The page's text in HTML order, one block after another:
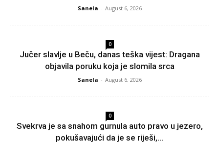
Sanela - August 6, 2026
0
Jučer slavlje u Beču, danas teška vijest: Dragana
objavila poruku koja je slomila srca
Sanela - August 6, 2026
0
Svekrva je sa snahom gurnula auto pravo u jezero,
pokušavajući da je se riješi,...